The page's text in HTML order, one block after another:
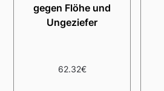
gegen Flöhe und
Ungeziefer
62.32€